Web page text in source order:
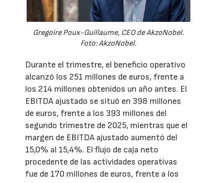
Gregoire Poux-Guillaume, CEO de AkzoNobel.
Foto: AkzoNobel.
Durante el trimestre, el beneficio operativo
alcanzó los 251 millones de euros, frente a
los 214 millones obtenidos un año antes. El
EBITDA ajustado se situó en 398 millones
de euros, frente a los 393 millones del
segundo trimestre de 2025, mientras que el
margen de EBITDA ajustado aumentó del
15,0% al 15,4%. El flujo de caja neto
procedente de las actividades operativas
fue de 170 millones de euros, frente a los